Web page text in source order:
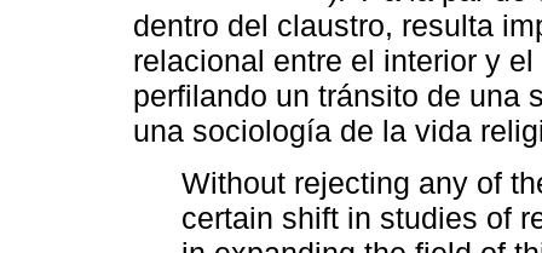
dentro del claustro, resulta
relacional entre el interior y
perfilando un tránsito de una
una sociología de la vida
Without rejecting any of
certain shift in studies of